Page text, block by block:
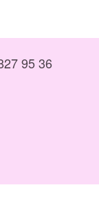
95 36